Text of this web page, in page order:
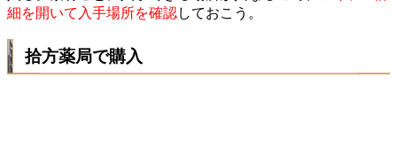
細を開いて入手場所を確認しておこう。
拾方薬局で購入